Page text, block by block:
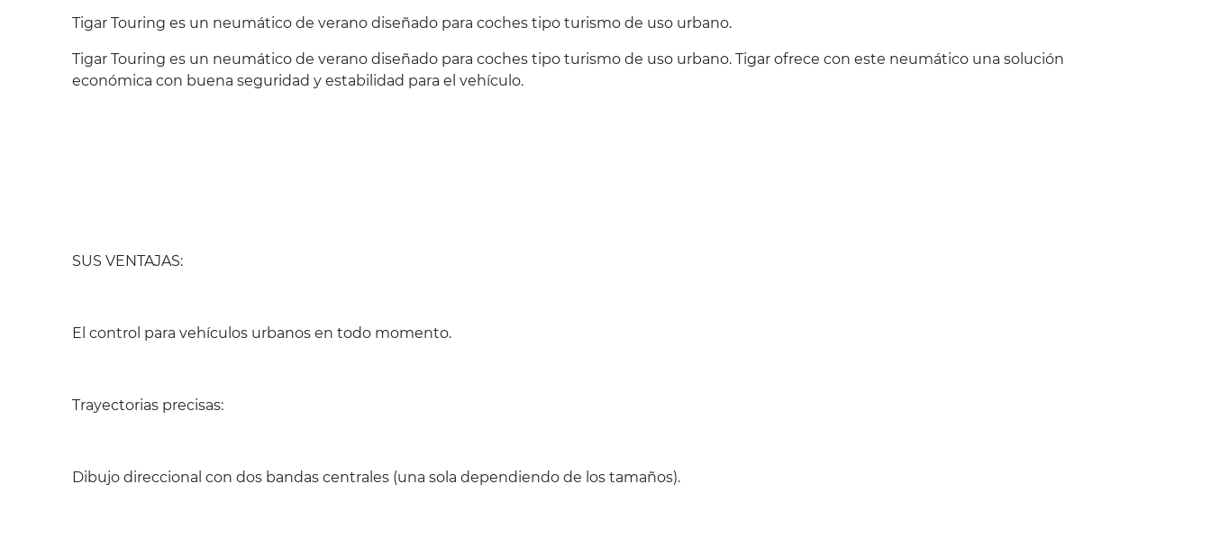
Tigar Touring es un neumático de verano diseñado para coches tipo turismo de uso urbano.
Tigar Touring es un neumático de verano diseñado para coches tipo turismo de uso urbano. Tigar ofrece con este neumático una solución
económica con buena seguridad y estabilidad para el vehículo.
SUS VENTAJAS:
El control para vehículos urbanos en todo momento.
Trayectorias precisas:
Dibujo direccional con dos bandas centrales (una sola dependiendo de los tamaños).